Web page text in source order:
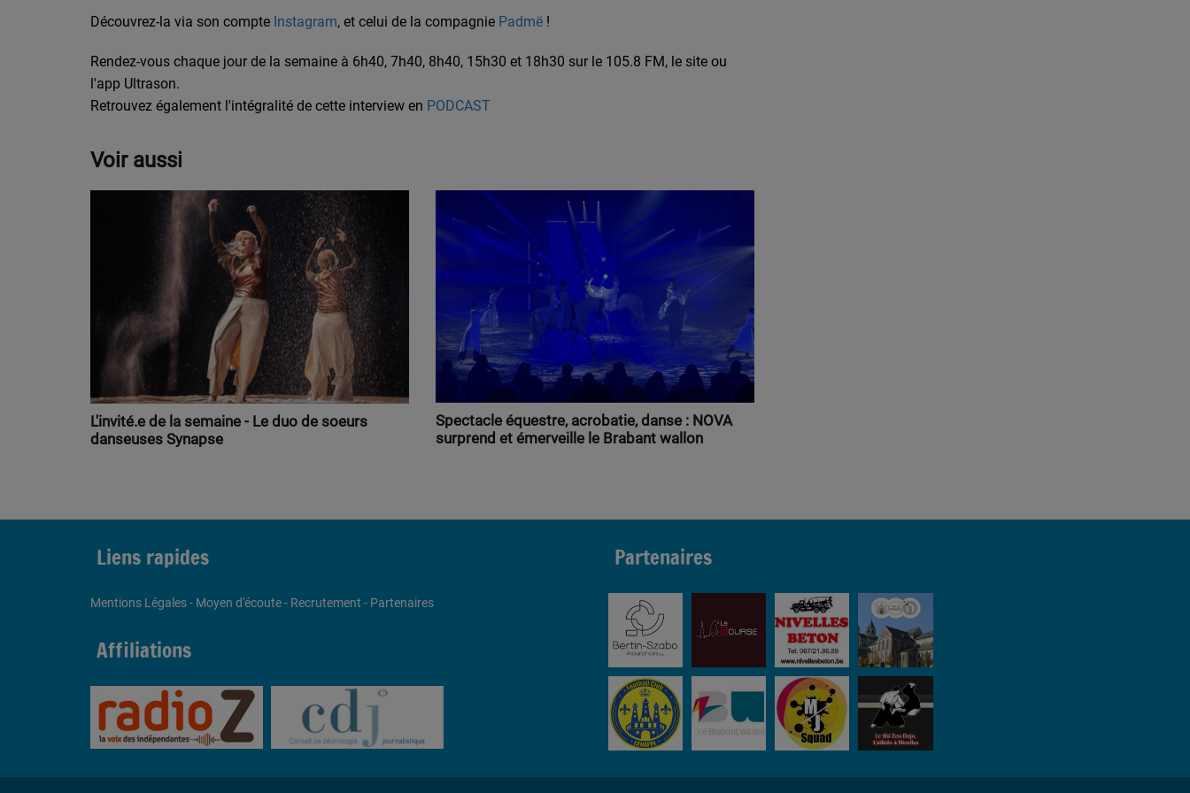
Découvrez-la via son compte Instagram, et celui de la compagnie Padmë !
Rendez-vous chaque jour de la semaine à 6h40, 7h40, 8h40, 15h30 et 18h30 sur le 105.8 FM, le site ou
l'app Ultrason.
Retrouvez également l'intégralité de cette interview en PODCAST
Voir aussi
L'invité.e de la semaine - Le duo de soeurs
danseuses Synapse
Spectacle équestre, acrobatie, danse : NOVA
surprend et émerveille le Brabant wallon
Liens rapides
Mentions Légales- Moyen d'écoute- Recrutement - Partenaires
Affiliations
Partenaires